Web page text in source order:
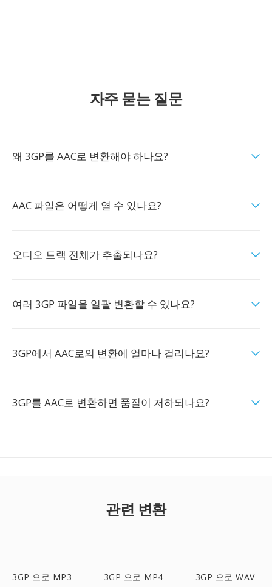
자주 묻는 질문
왜 3GP를 AAC로 변환해야 하나요?
AAC 파일은 어떻게 열 수 있나요?
오디오 트랙 전체가 추출되나요?
여러 3GP 파일을 일괄 변환할 수 있나요?
3GP에서 AAC로의 변환에 얼마나 걸리나요?
3GP를 AAC로 변환하면 품질이 저하되나요?
관련 변환
3GP 으로 MP3 3GP 으로 MP4 3GP 으로 WAV